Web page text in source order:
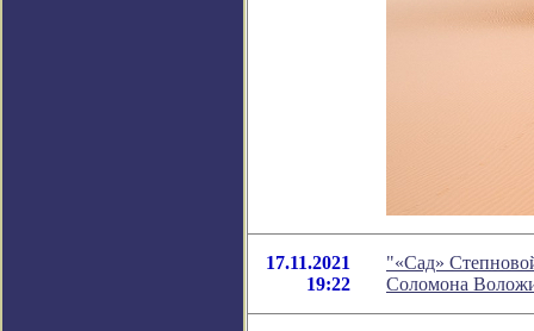
17.11.2021
19:22
"«Сад»
Соломона